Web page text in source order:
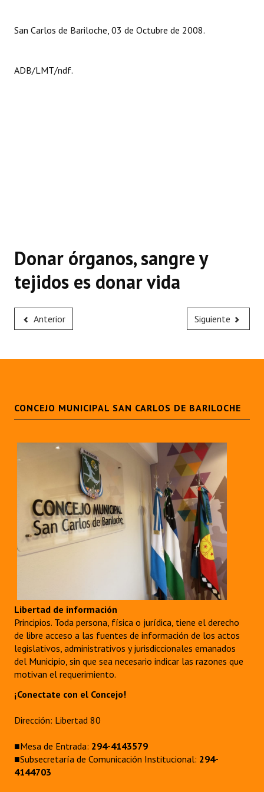
San Carlos de Bariloche, 03 de Octubre de 2008.
ADB/LMT/ndf.
Donar órganos, sangre y
tejidos es donar vida
Anterior Siguiente
CONCEJO MUNICIPAL SAN CARLOS DE BARILOCHE
Libertad de información
Principios. Toda persona, física o jurídica, tiene el derecho
de libre acceso a las fuentes de información de los actos
legislativos, administrativos y jurisdiccionales emanados
del Municipio, sin que sea necesario indicar las razones que
motivan el requerimiento.
¡Conectate con el Concejo!
Dirección: Libertad 80
■Mesa de Entrada: 294-4143579
■Subsecretaría de Comunicación Institucional: 294-
4144703